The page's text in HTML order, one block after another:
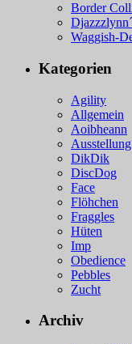
Border
Waggish-
Kategorien
Agility
Allgemein
Aoibheann
Ausstellung
DikDik
DiscDog
Face
Flöhchen
Fraggles
Hüten
Imp
Obedience
Pebbles
Zucht
Archiv